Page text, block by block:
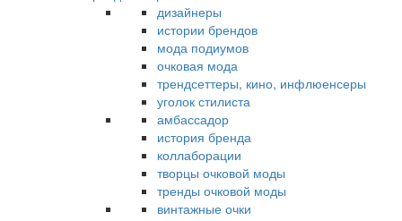
дизайнеры
истории брендов
мода подиумов
очковая мода
трендсеттеры, кино, инфлюенсеры
уголок стилиста
амбассадор
история бренда
коллаборации
творцы очковой моды
тренды очковой моды
винтажные очки